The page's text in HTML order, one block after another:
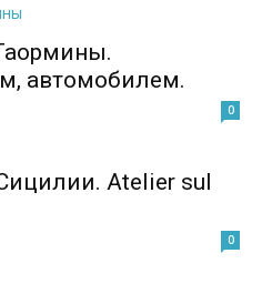
автомобилем.
0
Atelier sul
0